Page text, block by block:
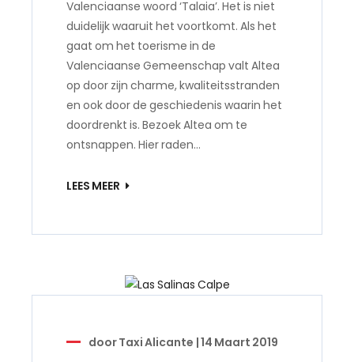
Valenciaanse woord ‘Talaia’. Het is niet
duidelijk waaruit het voortkomt. Als het
gaat om het toerisme in de
Valenciaanse Gemeenschap valt Altea
op door zijn charme, kwaliteitsstranden
en ook door de geschiedenis waarin het
doordrenkt is. Bezoek Altea om te
ontsnappen. Hier raden…
LEES MEER
doorTaxi Alicante |14 Maart 2019